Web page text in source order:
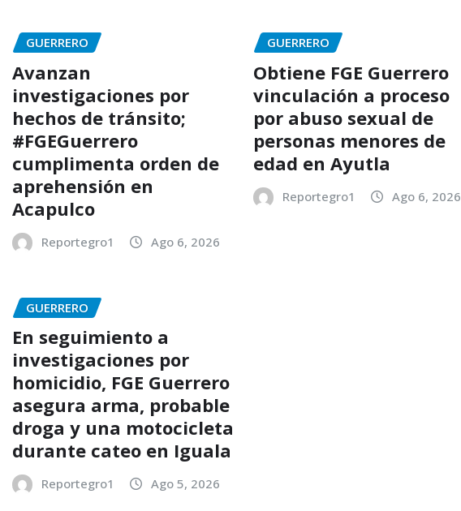
GUERRERO
Avanzan
investigaciones por
hechos de tránsito;
#FGEGuerrero
cumplimenta orden de
aprehensión en
Acapulco
Reportegro1 Ago 6, 2026
GUERRERO
Obtiene FGE Guerrero
vinculación a proceso
por abuso sexual de
personas menores de
edad en Ayutla
Reportegro1 Ago 6, 2026
GUERRERO
En seguimiento a
investigaciones por
homicidio, FGE Guerrero
asegura arma, probable
droga y una motocicleta
durante cateo en Iguala
Reportegro1 Ago 5, 2026